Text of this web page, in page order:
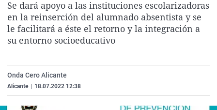
La rosa de los vientos
Gente viajera
Caso
Retornados
Extremadura
Galicia
Virales
Televisión
Se dará apoyo a las instituciones escolarizadoras
en la reinserción del alumnado absentista y se
le facilitará a éste el retorno y la integración a
su entorno socioeducativo
Onda Cero Alicante
Alicante 18.07.2022 12:38